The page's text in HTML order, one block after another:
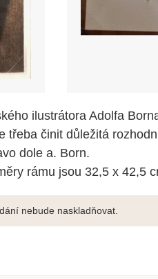
ilustrátora Adolfa
třeba činit důležitá
dole a. Born.
rámu jsou 32,5 x 42,5
nebude naskladňovat.